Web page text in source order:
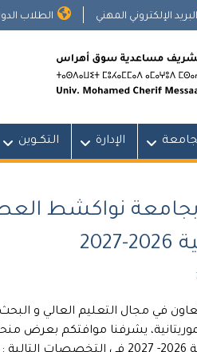
البريد الإلكتروني المهني الطلاب
الإدارة التكــوين
نواكشط
في مجال التعليم العالي و
يشرفنا موافتكم بعرض